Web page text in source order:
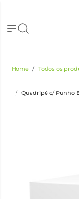
Home Todos os
Quadripé c/ Punho